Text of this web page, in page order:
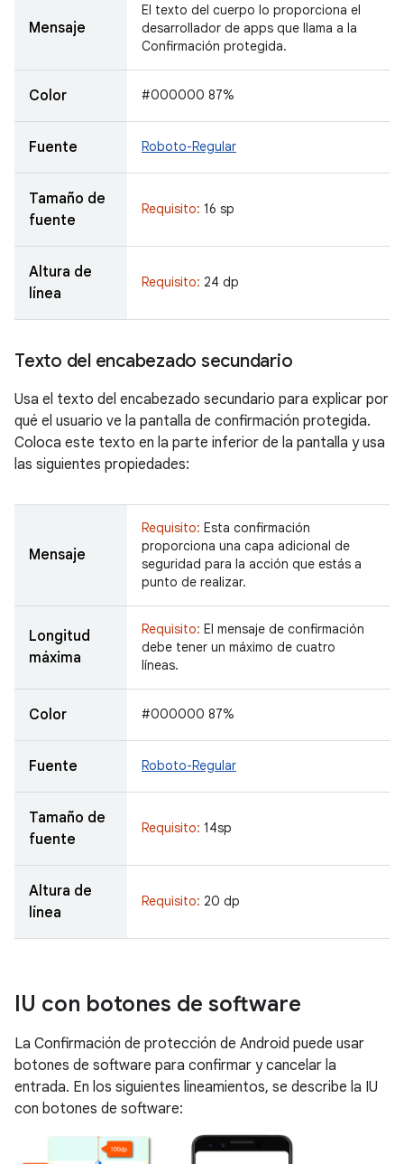
Mensaje
El texto del cuerpo lo proporciona el
desarrollador de apps que llama a la
Confirmación protegida.
Color #000000 87%
Fuente Roboto-Regular
Tamaño de
fuente
Requisito: 16 sp
Altura de
línea
Requisito: 24 dp
Texto del encabezado secundario
Usa el texto del encabezado secundario para explicar por
qué el usuario ve la pantalla de confirmación protegida.
Coloca este texto en la parte inferior de la pantalla y usa
las siguientes propiedades:
Mensaje
Requisito: Esta confirmación
proporciona una capa adicional de
seguridad para la acción que estás a
punto de realizar.
Longitud
máxima
Requisito: El mensaje de confirmación
debe tener un máximo de cuatro
líneas.
Color #000000 87%
Fuente Roboto-Regular
Tamaño de
fuente
Requisito: 14sp
Altura de
línea
Requisito: 20 dp
IU con botones de software
La Confirmación de protección de Android puede usar
botones de software para confirmar y cancelar la
entrada. En los siguientes lineamientos, se describe la IU
con botones de software: